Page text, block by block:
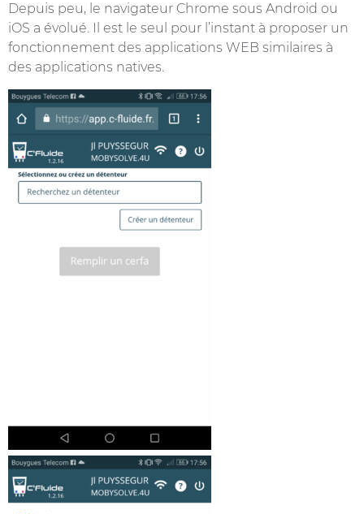
Depuis peu, le navigateur Chrome sous Android ou
iOS a évolué. Il est le seul pour l’instant à proposer un
fonctionnement des applications WEB similaires à
des applications natives.